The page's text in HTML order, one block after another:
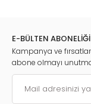
E-BÜLTEN ABONELİĞİ
Kampanya ve
abone olmayı